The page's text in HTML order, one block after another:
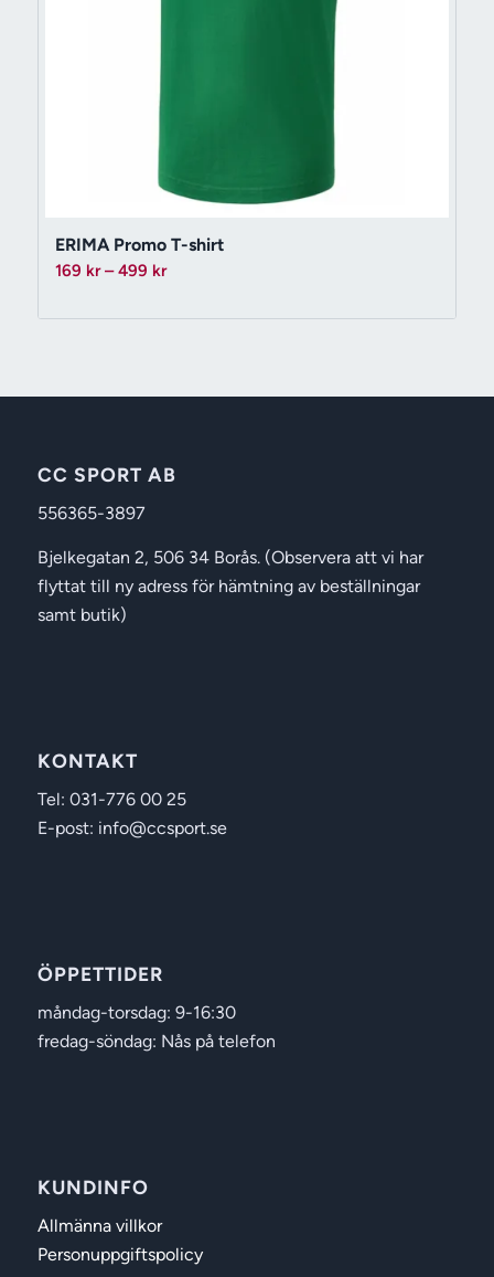
ERIMA Promo T-shirt
169 kr – 499 krPrisintervall:
till
CC SPORT AB
556365-3897
Bjelkegatan 2, 506 34 Borås. (Observera att vi har
flyttat till ny adress för hämtning av beställningar
samt butik)
KONTAKT
Tel: 031-776 00 25
E-post: info@ccsport.se
ÖPPETTIDER
måndag-torsdag: 9-16:30
fredag-söndag: Nås på telefon
KUNDINFO
Allmänna villkor
Personuppgiftspolicy